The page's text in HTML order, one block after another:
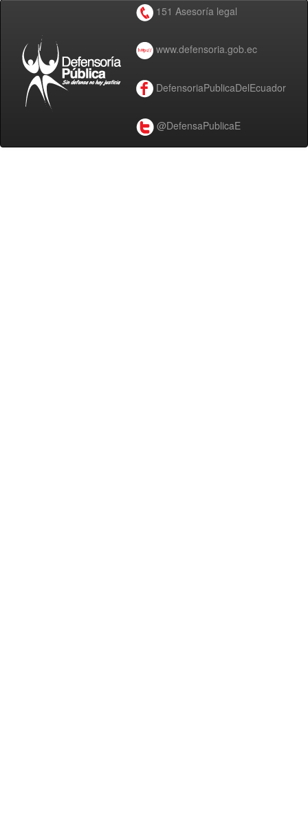
151 Asesoría legal
www.defensoria.gob.ec
DefensoriaPublicaDelEcuador
@DefensaPublicaE